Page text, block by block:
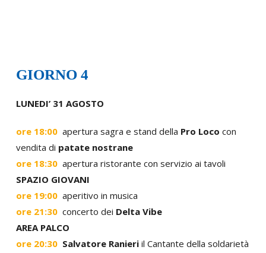
GIORNO 4
LUNEDI’ 31 AGOSTO
ore 18:00apertura sagra e stand della Pro Loco con
vendita di patate nostrane
ore 18:30 apertura ristorante con servizio ai tavoli
SPAZIO GIOVANI
ore 19:00 aperitivo in musica
ore 21:30 concerto dei Delta Vibe
AREA PALCO
ore 20:30 Salvatore Ranieriil Cantante della soldarietà